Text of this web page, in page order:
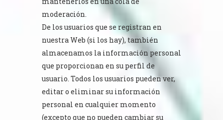
moderación.
De los usuarios que se registran en
nuestra Web (si los hay), también
almacenamos la información personal
que proporcionan en su perfil de
usuario. Todos los usuarios pueden ver,
editar o eliminar su información
personal en cualquier momento
(excepto que no pueden cambiar su